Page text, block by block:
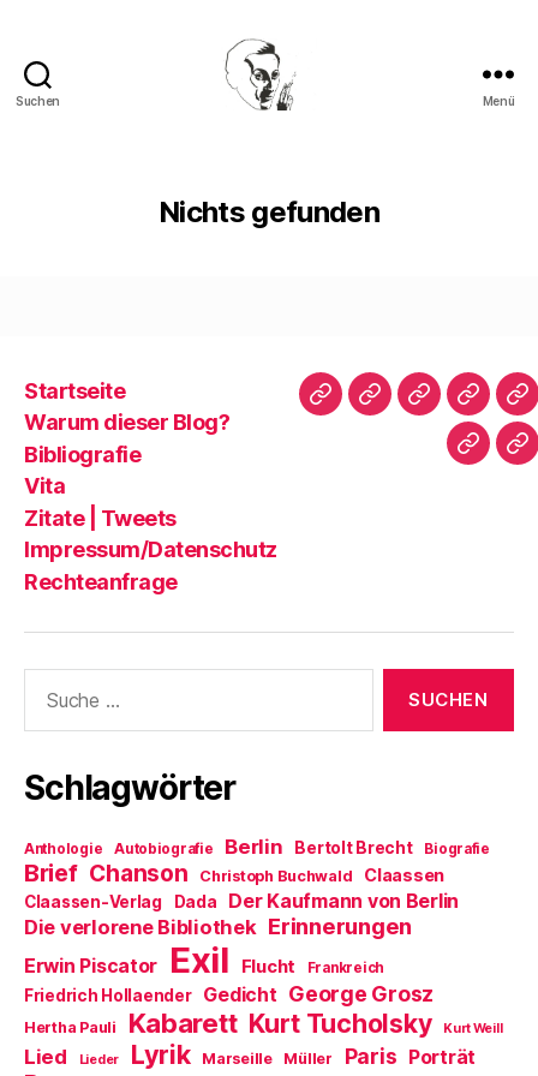
Suchen Menü
Nichts gefunden
Startseite
Warum dieser Blog?
Bibliografie
Vita
Zitate | Tweets
Impressum/Datenschutz
Rechteanfrage
Startseite
WarumBibliografie
Vita
|
nach:
Schlagwörter
Anthologie Autobiografie Berlin Bertolt Brecht Biografie
Brief Chanson Christoph Buchwald Claassen
Claassen-Verlag Dada Der Kaufmann von Berlin
Die verlorene Bibliothek Erinnerungen
Erwin Piscator Exil Flucht Frankreich
Friedrich Hollaender Gedicht George Grosz
Hertha Pauli Kabarett Kurt Tucholsky Kurt Weill
Lied Lieder Lyrik Marseille Müller Paris Porträt